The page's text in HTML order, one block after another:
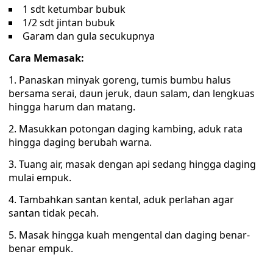
1 sdt ketumbar bubuk
1/2 sdt jintan bubuk
Garam dan gula secukupnya
Cara Memasak:
1. Panaskan minyak goreng, tumis bumbu halus
bersama serai, daun jeruk, daun salam, dan lengkuas
hingga harum dan matang.
2. Masukkan potongan daging kambing, aduk rata
hingga daging berubah warna.
3. Tuang air, masak dengan api sedang hingga daging
mulai empuk.
4. Tambahkan santan kental, aduk perlahan agar
santan tidak pecah.
5. Masak hingga kuah mengental dan daging benar-
benar empuk.